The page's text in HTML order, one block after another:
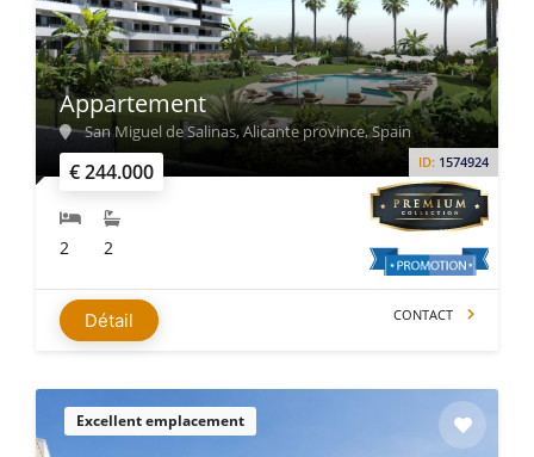
€ 244.000 ID: 1574924
Appartement
San Miguel de Salinas, Alicante province, Spain
2 2
Détail CONTACT
Excellent emplacement